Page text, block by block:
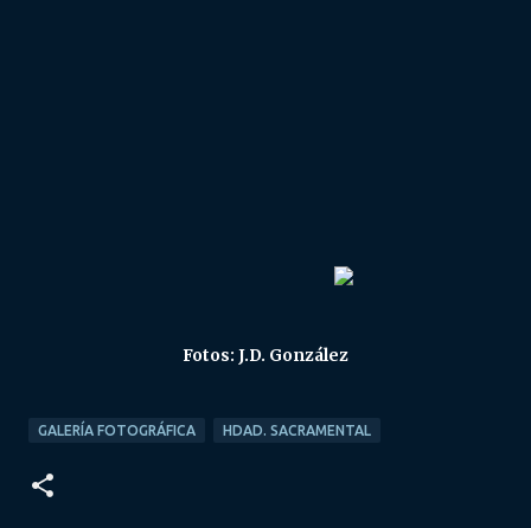
Fotos: J.D. González
GALERÍA FOTOGRÁFICA HDAD. SACRAMENTAL